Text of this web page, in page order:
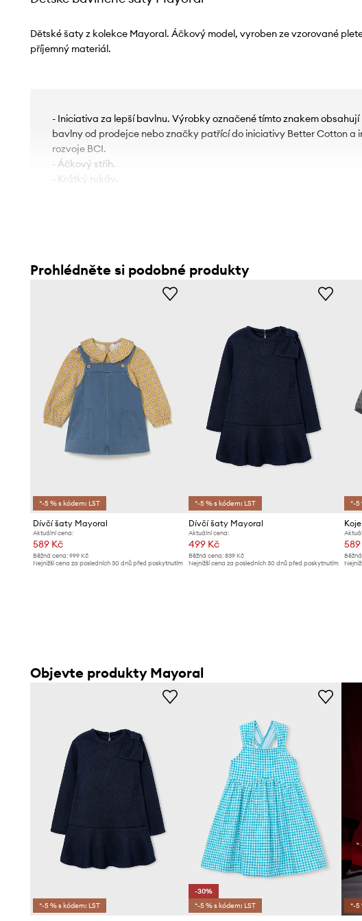
Dětské šaty z kolekce Mayoral. Áčkový model, vyroben ze vzorované
příjemný materiál.
- Iniciativa za lepší bavlnu. Výrobky označené tímto znakem obsahují
bavlny od prodejce nebo značky patřící do iniciativy Better Cotton a
rozvoje BCI.
- Áčkový střih.
- Krátký rukáv.
Prohlédněte si podobné produkty
*-5 % s kódem: LST
Dívčí šaty Mayoral
Aktuální cena:
589 Kč
Běžná cena: 999 Kč
Nejnižší cena za posledních 30 dnů před poskytnutím
*-5 % s kódem: LST
Dívčí šaty Mayoral
Aktuální cena:
499 Kč
Běžná cena:839 Kč
Nejnižší cena za posledních 30 dnů před poskytnutím
*-5
Objevte produkty Mayoral
*-5 % s kódem: LST
-30%
*-5 % s kódem: LST
*-5